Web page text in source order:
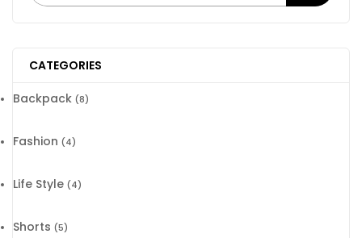
CATEGORIES
Backpack (8)
Fashion (4)
Life Style (4)
Shorts (5)